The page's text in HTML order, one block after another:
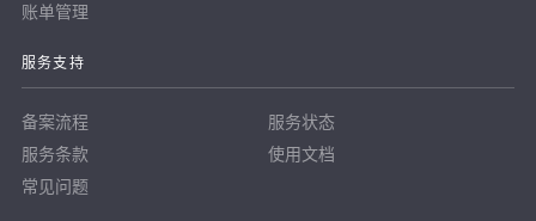
账单管理
服务支持
备案流程
服务状态
服务条款
使用文档
常见问题